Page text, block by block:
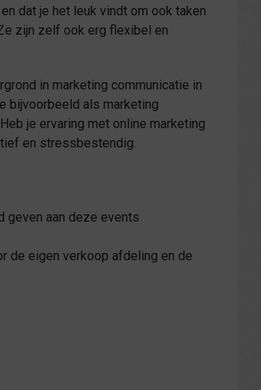
dat je het leuk vindt om ook taken
zijn zelf ook erg flexibel en
in marketing communicatie in
bijvoorbeeld als marketing
je ervaring met online marketing
en stressbestendig.
geven aan deze events
de eigen verkoop afdeling en de